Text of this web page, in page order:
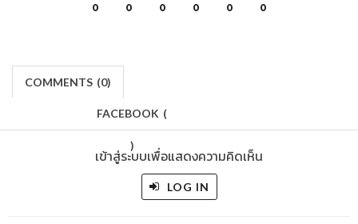
0 0 0 0 0 0
COMMENTS (0)
FACEBOOK (
)
เข้าสู่ระบบเพื่อแสดงความคิดเห็น
LOG IN